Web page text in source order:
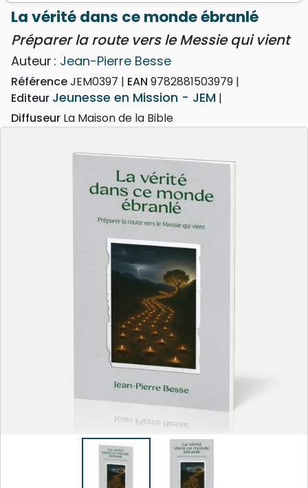
La vérité dans ce monde ébranlé
Préparer la route vers le Messie qui vient
Auteur : Jean-Pierre Besse
RéférenceJEM0397 EAN 9782881503979
Editeur Jeunesse en Mission - JEM
Diffuseur La Maison de la Bible